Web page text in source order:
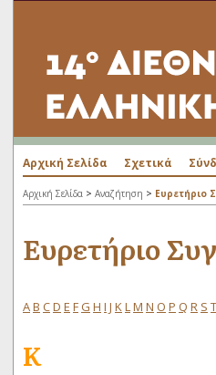
Αρχική Σελίδα Σχετικά
Αρχική Σελίδα > Αναζήτηση > Ευρετήριο
Ευρετήριο
AB CD E FG H I J KLM N O P Q R S T
Κ